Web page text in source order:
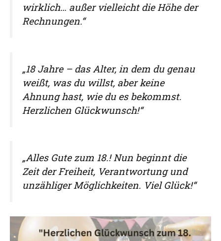
wirklich… außer vielleicht die Höhe der
Rechnungen.“
„18 Jahre – das Alter, in dem du genau
weißt, was du willst, aber keine
Ahnung hast, wie du es bekommst.
Herzlichen Glückwunsch!“
„Alles Gute zum 18.! Nun beginnt die
Zeit der Freiheit, Verantwortung und
unzähliger Möglichkeiten. Viel Glück!“